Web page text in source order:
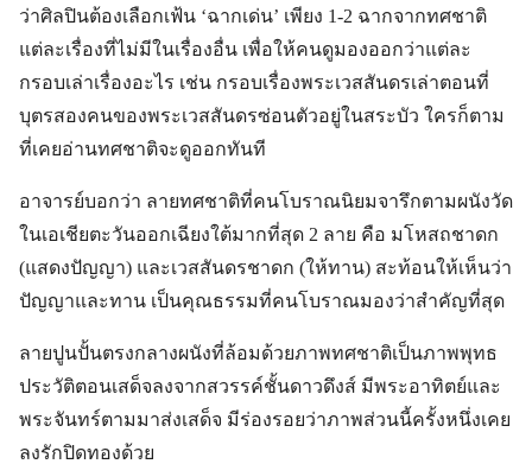
ว่าศิลปินต้องเลือกเฟ้น ‘ฉากเด่น’ เพียง 1-2 ฉากจากทศชาติ
แต่ละเรื่องที่ไม่มีในเรื่องอื่น เพื่อให้คนดูมองออกว่าแต่ละ
กรอบเล่าเรื่องอะไร เช่น กรอบเรื่องพระเวสสันดรเล่าตอนที่
บุตรสองคนของพระเวสสันดรซ่อนตัวอยู่ในสระบัว ใครก็ตาม
ที่เคยอ่านทศชาติจะดูออกทันที
อาจารย์บอกว่า ลายทศชาติที่คนโบราณนิยมจารึกตามผนังวัด
ในเอเชียตะวันออกเฉียงใต้มากที่สุด 2 ลาย คือ มโหสถชาดก
(แสดงปัญญา) และเวสสันดรชาดก (ให้ทาน) สะท้อนให้เห็นว่า
ปัญญาและทาน เป็นคุณธรรมที่คนโบราณมองว่าสำคัญที่สุด
ลายปูนปั้นตรงกลางผนังที่ล้อมด้วยภาพทศชาติเป็นภาพพุทธ
ประวัติตอนเสด็จลงจากสวรรค์ชั้นดาวดึงส์ มีพระอาทิตย์และ
พระจันทร์ตามมาส่งเสด็จ มีร่องรอยว่าภาพส่วนนี้ครั้งหนึ่งเคย
ลงรักปิดทองด้วย